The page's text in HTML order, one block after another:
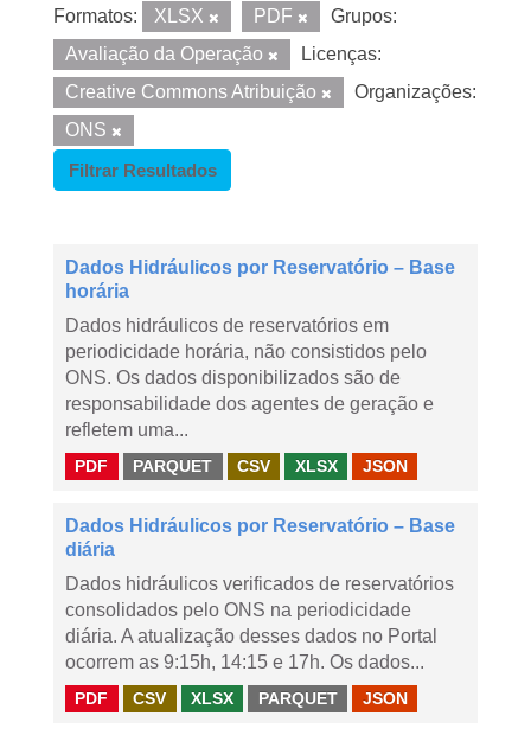
Formatos: XLSX PDF
Grupos:
Avaliação da Operação
Licenças:
Creative Commons Atribuição
Organizações:
ONS
Filtrar Resultados
Dados Hidráulicos por Reservatório – Base
horária
Dados hidráulicos de reservatórios em
periodicidade horária, não consistidos pelo
ONS. Os dados disponibilizados são de
responsabilidade dos agentes de geração e
refletem uma...
PDF PARQUET CSV XLSX JSON
Dados Hidráulicos por Reservatório – Base
diária
Dados hidráulicos verificados de reservatórios
consolidados pelo ONS na periodicidade
diária. A atualização desses dados no Portal
ocorrem as 9:15h, 14:15 e 17h. Os dados...
PDF CSV XLSX PARQUET JSON